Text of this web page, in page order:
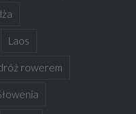
Laos
rowerem